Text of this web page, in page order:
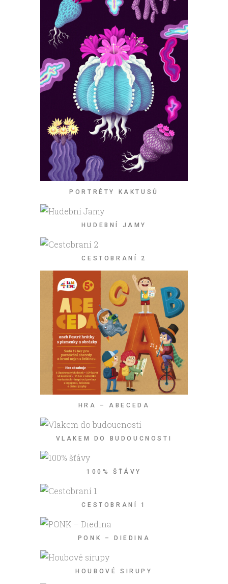
PORTRÉTY KAKTUSŮ
HUDEBNÍ JAMY
CESTOBRANÍ 2
HRA – ABECEDA
VLAKEM DO BUDOUCNOSTI
100% ŠŤÁVY
CESTOBRANÍ 1
PONK – DIEDINA
HOUBOVÉ SIRUPY